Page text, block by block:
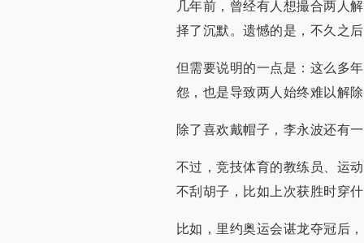
几年前，曾经有人想撮合两人
择了沉默。遗憾的是，不久之
但需要说明的一点是：这么多
怨，也是导致两人始终难以解
除了喜欢戴帽子，李永波还有
不过，竞技体育的教练员、运
不刮胡子，比如上次获胜时穿
比如，里约奥运会谌龙夺冠后